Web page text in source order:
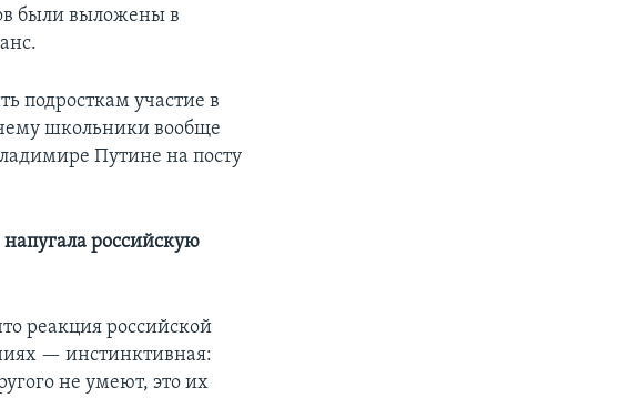
были выложены в
подросткам участие в
школьники вообще
Путине на посту
российскую
реакция российской
— инстинктивная:
не умеют, это их